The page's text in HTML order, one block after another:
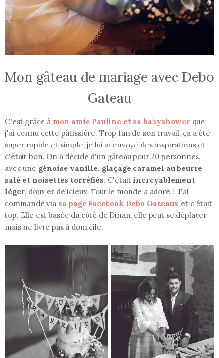
Mon gâteau de mariage avec Debo
Gateau
C'est grâce à mon amie Pauline et sa babyshower que
j'ai connu cette pâtissière. Trop fan de son travail, ça a été
super rapide et simple, je lui ai envoyé des inspirations et
c'était bon. On a décidé d'un gâteau pour 20 personnes,
avec une génoise vanille, glaçage caramel au beurre
salé et noisettes torréfiés. C'était incroyablement
léger, doux et délicieux. Tout le monde a adoré !! J'ai
commandé via sa page Facebook Debo Gateaux et c'était
top. Elle est basée du côté de Dinan, elle peut se déplacer
mais ne livre pas à domicile.